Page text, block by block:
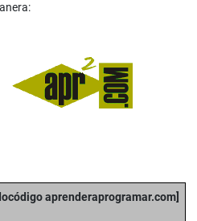
aprenderaprogramar.com]